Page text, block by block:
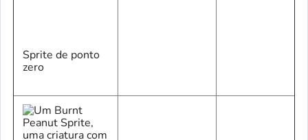
Sprite de ponto
zero